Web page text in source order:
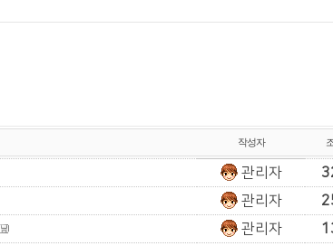
작성자
관리자
관리자
관리자